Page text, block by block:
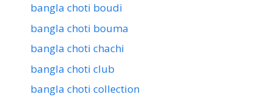
bangla choti boudi
bangla choti bouma
bangla choti chachi
bangla choti club
bangla choti collection